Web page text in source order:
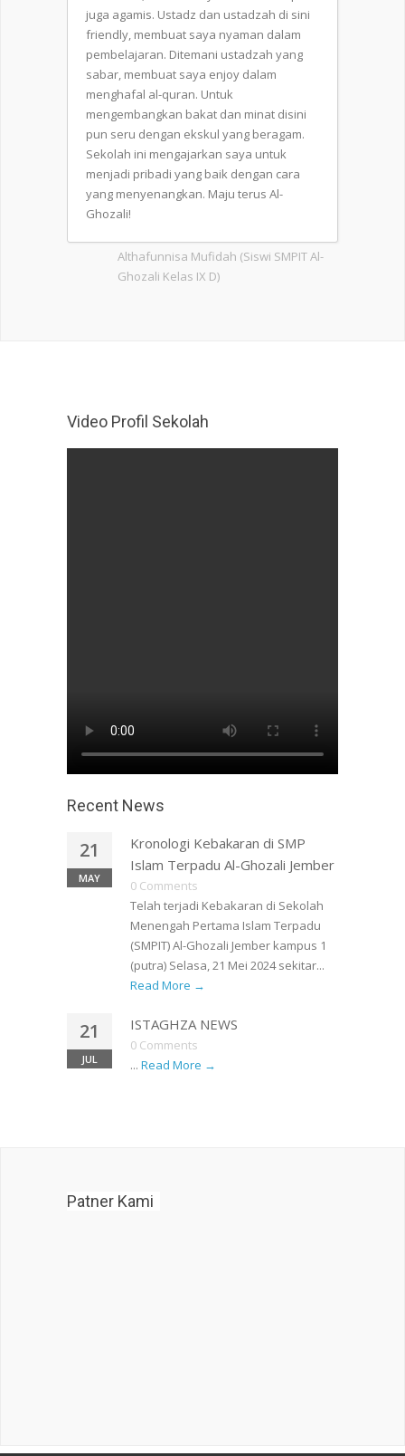
juga agamis. Ustadz dan ustadzah di sini
friendly, membuat saya nyaman dalam
pembelajaran. Ditemani ustadzah yang
sabar, membuat saya enjoy dalam
menghafal al-quran. Untuk
mengembangkan bakat dan minat disini
pun seru dengan ekskul yang beragam.
Sekolah ini mengajarkan saya untuk
menjadi pribadi yang baik dengan cara
yang menyenangkan. Maju terus Al-
Ghozali!
Althafunnisa Mufidah (Siswi SMPIT Al-
Ghozali Kelas IX D)
Video Profil Sekolah
Recent News
21
MAY
Kronologi Kebakaran di SMP
Islam Terpadu Al-Ghozali Jember
0 Comments
Telah terjadi Kebakaran di Sekolah
Menengah Pertama Islam Terpadu
(SMPIT) Al-Ghozali Jember kampus 1
(putra) Selasa, 21 Mei 2024 sekitar...
Read More →
21
JUL
ISTAGHZA NEWS
0 Comments
... Read More →
Patner Kami